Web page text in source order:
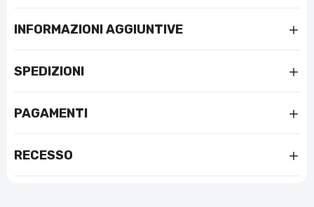
INFORMAZIONI AGGIUNTIVE
SPEDIZIONI
PAGAMENTI
RECESSO